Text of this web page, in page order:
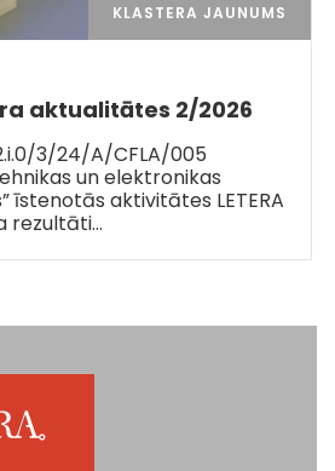
KLASTERA JAUNUMS
aktualitātes 2/2026
3/24/A/CFLA/005
un elektronikas
īstenotās aktivitātes LETERA
rezultāti…